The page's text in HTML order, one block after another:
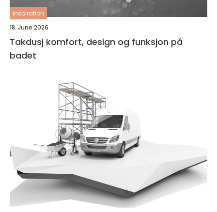
inspiration
18. June 2026
Takdusj komfort, design og funksjon på
badet